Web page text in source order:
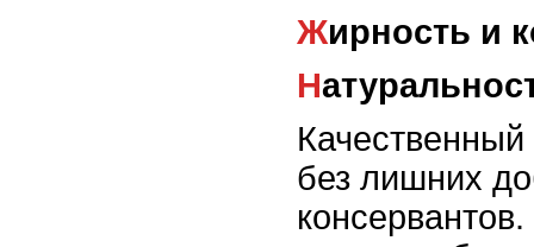
Жирность и
без лишних